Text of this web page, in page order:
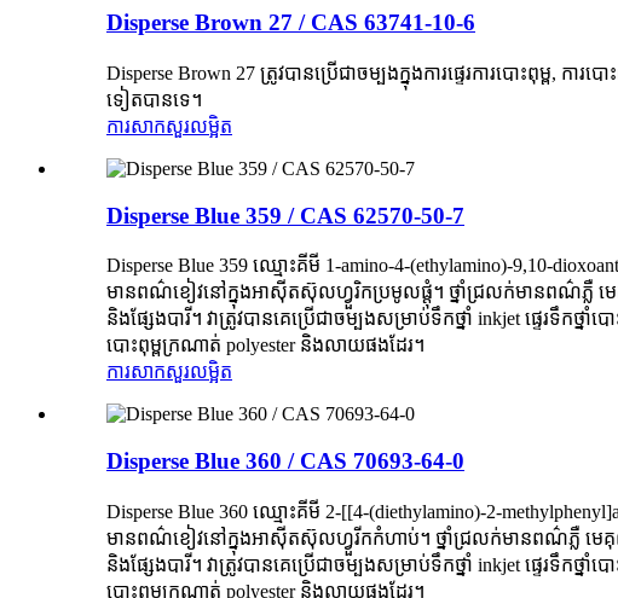
Disperse Brown 27 / CAS 63741-10-6
Disperse Brown 27 ត្រូវបានប្រើជាចម្បងក្នុងការផ្ទេរការបោះពុម្ព,
ទៀតបានទេ។
ការសាកសួរលម្អិត
Disperse Blue 359 / CAS 62570-50-7
Disperse Blue 359 ឈ្មោះគីមី 1-amino-4-(ethylamino)-9,10-
មានពណ៌ខៀវនៅក្នុងអាស៊ីតស៊ុលហ្វួរិកប្រមូលផ្តុំ។ ថ្នាំជ្រលក់មានពណ៌ភ្លឺ
និងផ្សែងបារី។ វាត្រូវបានគេប្រើជាចម្បងសម្រាប់ទឹកថ្នាំ inkjet ផ្ទេរ
បោះពុម្ពក្រណាត់ polyester និងលាយផងដែរ។
ការសាកសួរលម្អិត
Disperse Blue 360 ​​/ CAS 70693-64-0
Disperse Blue 360 ​​ឈ្មោះគីមី 2-[[4-(diethylamino)-2-
មានពណ៌ខៀវនៅក្នុងអាស៊ីតស៊ុលហ្វួរីកកំហាប់។ ថ្នាំជ្រលក់មានពណ៌ភ្លឺ មេ
និងផ្សែងបារី។ វាត្រូវបានគេប្រើជាចម្បងសម្រាប់ទឹកថ្នាំ inkjet ផ្ទេរ
បោះពុម្ពក្រណាត់ polyester និងលាយផងដែរ។